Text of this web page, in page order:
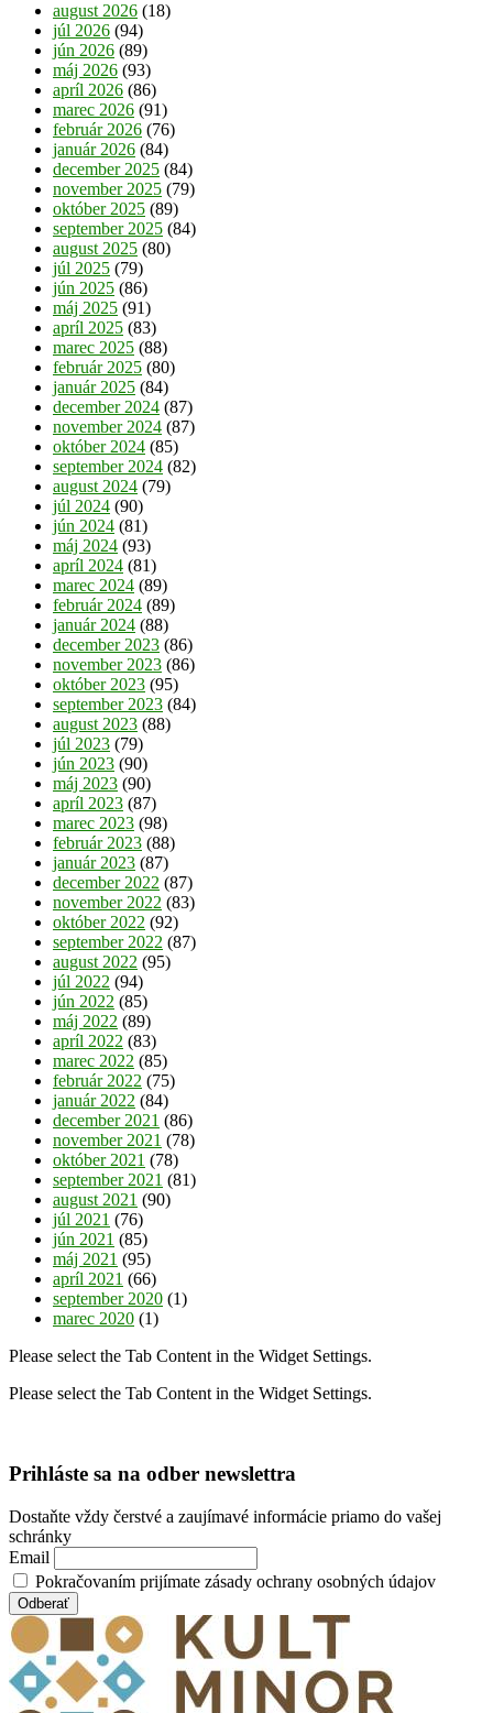
august 2026 (18)
júl 2026 (94)
jún 2026 (89)
máj 2026 (93)
apríl 2026 (86)
marec 2026 (91)
február 2026 (76)
január 2026 (84)
december 2025 (84)
november 2025 (79)
október 2025 (89)
september 2025 (84)
august 2025 (80)
júl 2025 (79)
jún 2025 (86)
máj 2025 (91)
apríl 2025 (83)
marec 2025 (88)
február 2025 (80)
január 2025 (84)
december 2024 (87)
november 2024 (87)
október 2024 (85)
september 2024 (82)
august 2024 (79)
júl 2024 (90)
jún 2024 (81)
máj 2024 (93)
apríl 2024 (81)
marec 2024 (89)
február 2024 (89)
január 2024 (88)
december 2023 (86)
november 2023 (86)
október 2023 (95)
september 2023 (84)
august 2023 (88)
júl 2023 (79)
jún 2023 (90)
máj 2023 (90)
apríl 2023 (87)
marec 2023 (98)
február 2023 (88)
január 2023 (87)
december 2022 (87)
november 2022 (83)
október 2022 (92)
september 2022 (87)
august 2022 (95)
júl 2022 (94)
jún 2022 (85)
máj 2022 (89)
apríl 2022 (83)
marec 2022 (85)
február 2022 (75)
január 2022 (84)
december 2021 (86)
november 2021 (78)
október 2021 (78)
september 2021 (81)
august 2021 (90)
júl 2021 (76)
jún 2021 (85)
máj 2021 (95)
apríl 2021 (66)
september 2020 (1)
marec 2020 (1)
Please select the Tab Content in the Widget Settings.
Please select the Tab Content in the Widget Settings.
Prihláste sa na odber newslettra
Dostaňte vždy čerstvé a zaujímavé informácie priamo do vašej
schránky
Email
Pokračovaním prijímate zásady ochrany osobných údajov